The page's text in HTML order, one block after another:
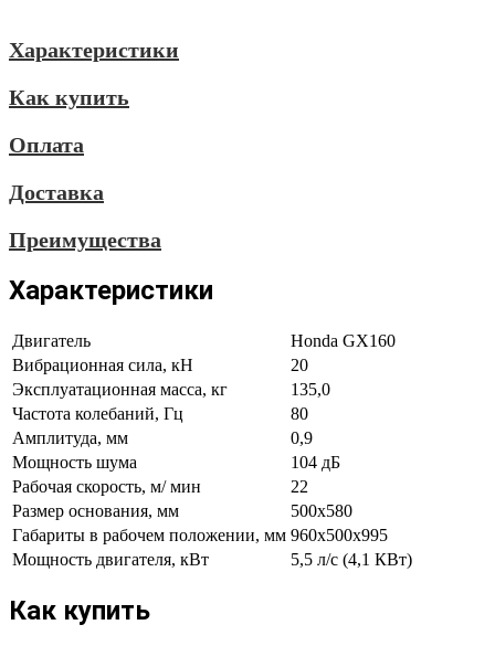
Характеристики
Как купить
Оплата
Доставка
Преимущества
Характеристики
Двигатель
Honda GX160
Вибрационная сила, кН
20
Эксплуатационная масса, кг
135,0
Частота колебаний, Гц
80
Амплитуда, мм
0,9
Мощность шума
104 дБ
Рабочая скорость, м/ мин
22
Размер основания, мм
500х580
Габариты в рабочем положении, мм 960х500х995
Мощность двигателя, кВт
5,5 л/с (4,1 КВт)
Как купить